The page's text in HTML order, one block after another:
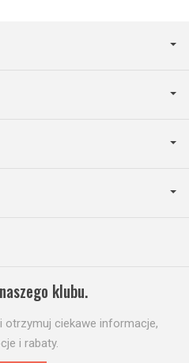
klubu.
otrzymuj ciekawe informacje,
i rabaty.